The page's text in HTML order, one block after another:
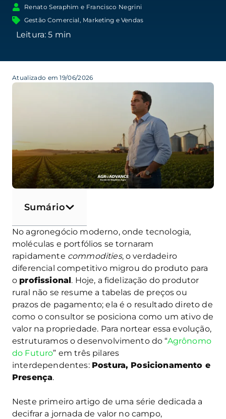
Renato Seraphim e Francisco Negrini
Gestão Comercial, Marketing e Vendas
Atualizado em 19/06/2026
Sumário
No agronegócio moderno, onde tecnologia,
moléculas e portfólios se tornaram
rapidamente commodities, o verdadeiro
diferencial competitivo migrou do produto para
o profissional. Hoje, a fidelização do produtor
rural não se resume a tabelas de preços ou
prazos de pagamento; ela é o resultado direto de
como o consultor se posiciona como um ativo de
valor na propriedade. Para nortear essa evolução,
estruturamos o desenvolvimento do “Agrônomo
do Futuro” em três pilares
interdependentes: Postura, Posicionamento e
Presença.
Neste primeiro artigo de uma série dedicada a
decifrar a jornada de valor no campo,